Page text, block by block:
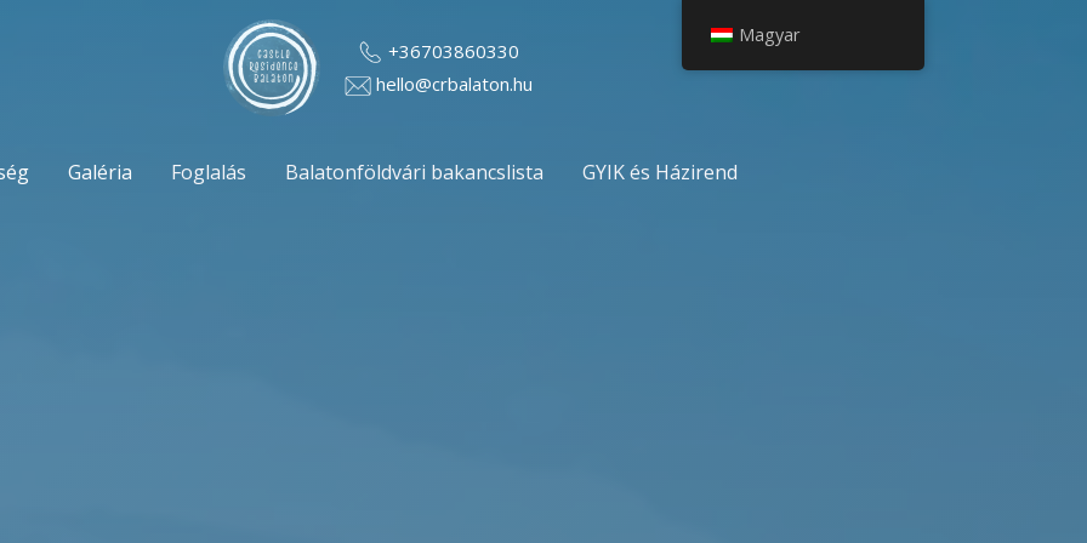
+36703860330
hello@crbalaton.hu
Galéria Foglalás Balatonföldvári bakancslista GYIK és Házirend
Magyar